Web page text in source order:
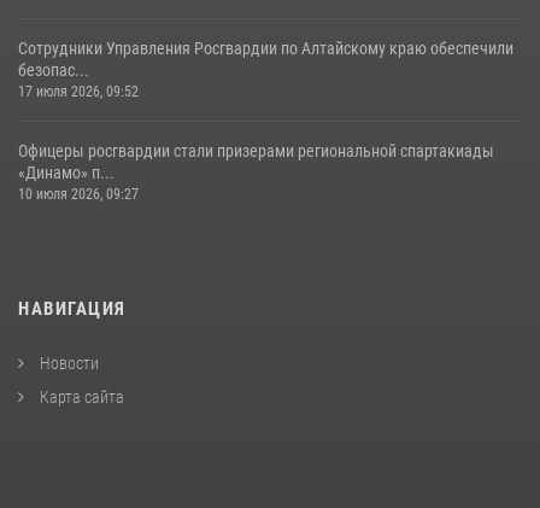
Сотрудники Управления Росгвардии по Алтайскому краю обеспечили
безопас...
17 июля 2026, 09:52
Офицеры росгвардии стали призерами региональной спартакиады
«Динамо» п...
10 июля 2026, 09:27
НАВИГАЦИЯ
Новости
Карта сайта